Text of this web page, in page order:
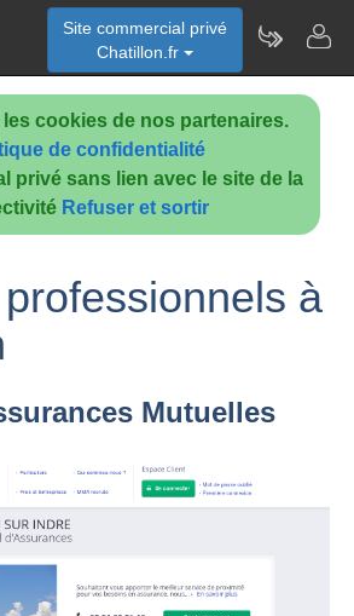
les cookies de nos partenaires.
de confidentialité
privé sans lien avec le site de la
Refuser et sortir
Site commercial privé
Chatillon.fr
à
Mutuelles